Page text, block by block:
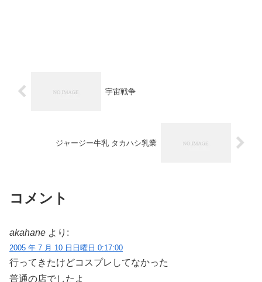
宇宙戦争
ジャージー牛乳 タカハシ乳業
コメント
akahane より:
2005 年 7 月 10 日日曜日 0:17:00
行ってきたけどコスプレしてなかった
普通の店でしたよ